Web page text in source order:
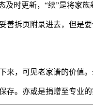
时更新，“续”是将家族
善拆页附录进去，但是
来，可见老家谱的价值
。亦或是捐赠至专业